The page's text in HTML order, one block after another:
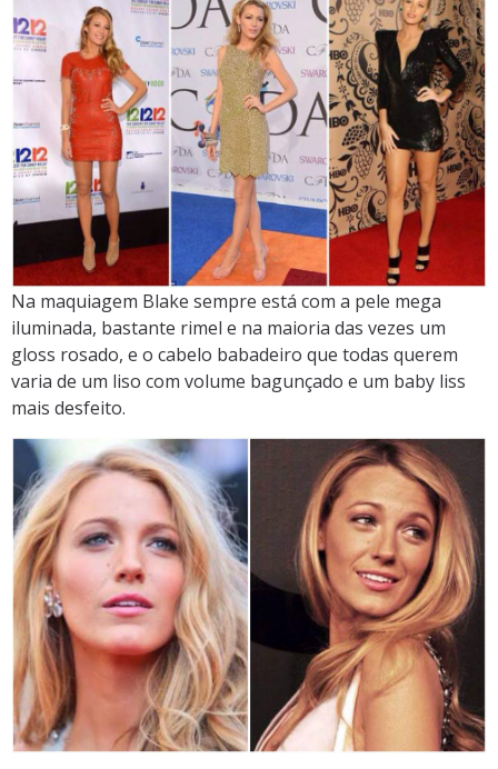
Na maquiagem Blake sempre está com a pele mega
iluminada, bastante rimel e na maioria das vezes um
gloss rosado, e o cabelo babadeiro que todas querem
varia de um liso com volume bagunçado e um baby liss
mais desfeito.